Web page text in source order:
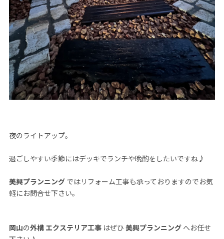
夜のライトアップ。
過ごしやすい季節にはデッキでランチや晩酌をしたいですね♪
美興プランニングではリフォーム工事も承っておりますのでお気
軽にお問合せ下さい。
岡山の外構 エクステリア工事はぜひ 美興プランニングへお任せ